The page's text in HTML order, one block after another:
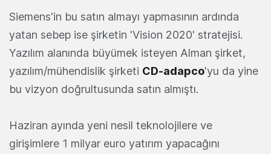
Siemens'in bu satın almayı yapmasının ardında
yatan sebep ise şirketin 'Vision 2020' stratejisi.
Yazılım alanında büyümek isteyen Alman şirket,
yazılım/mühendislik şirketi CD-adapco'yu da yine
bu vizyon doğrultusunda satın almıştı.
Haziran ayında yeni nesil teknolojilere ve
girişimlere 1 milyar euro yatırım yapacağını